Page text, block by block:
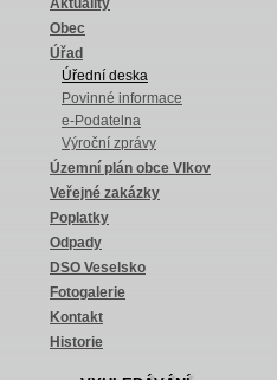
Aktuality
Obec
Úřad
Úřední deska
Povinné informace
e-Podatelna
Výroční zprávy
Územní plán obce Vlkov
Veřejné zakázky
Poplatky
Odpady
DSO Veselsko
Fotogalerie
Kontakt
Historie